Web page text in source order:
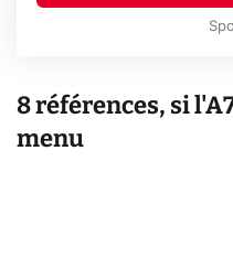
8 références, si
menu